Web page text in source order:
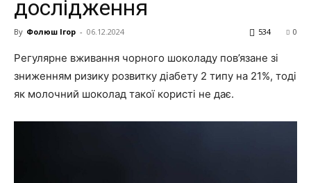
дослідження
By Фолюш Ігор - 06.12.2024 0
534
Регулярне вживання чорного шоколаду пов’язане зі
зниженням ризику розвитку діабету 2 типу на 21%, тоді
як молочний шоколад такої користі не дає.